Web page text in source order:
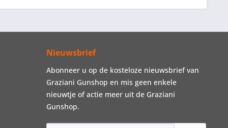
Nieuwsbrief
Abonneer u op de kosteloze nieuwsbrief van
Graziani Gunshop en mis geen enkele
nieuwtje of actie meer uit de Graziani
Gunshop.